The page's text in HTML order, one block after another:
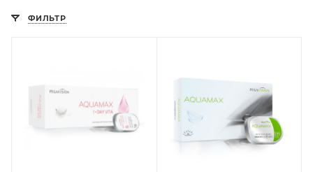
ФИЛЬТР